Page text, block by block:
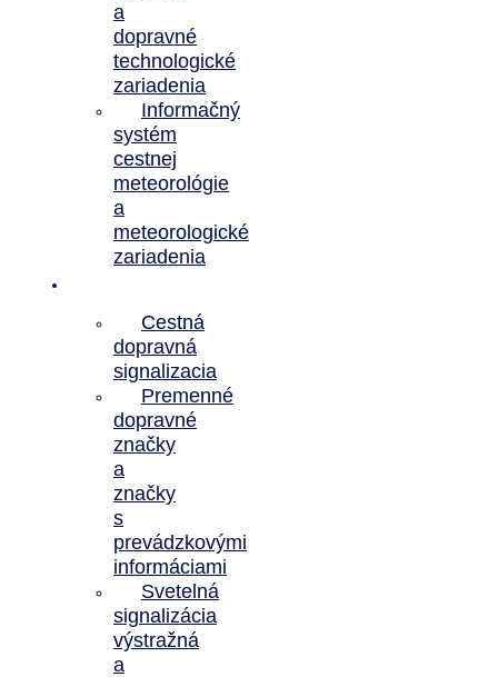
a
dopravné
technologické
zariadenia
Informačný
systém
cestnej
meteorológie
a
meteorologické
zariadenia
Cestná
dopravná
signalizacia
Premenné
dopravné
značky
a
značky
s
prevádzkovými
informáciami
Svetelná
signalizácia
výstražná
a